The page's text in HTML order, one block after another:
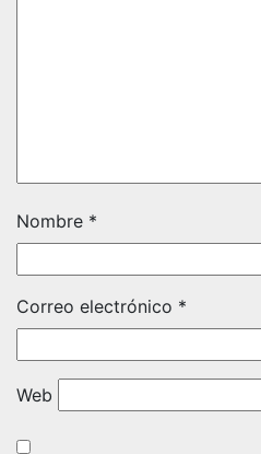
Nombre *
Correo electrónico *
Web